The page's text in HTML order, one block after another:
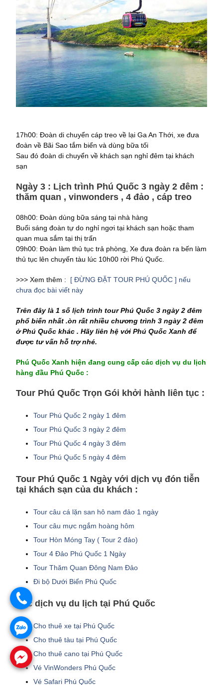
17h00: Đoàn di chuyển cáp treo về lại Ga An Thới, xe đưa
đoàn về Bãi Sao tắm biển và dùng bữa tối
Sau đó đoàn di chuyển về khách sạn nghỉ đêm tại khách
sạn
Ngày 3 : Lịch trình Phú Quốc 3 ngày 2 đêm :
thăm quan , vinwonders , 4 đảo , cáp treo
08h00: Đoàn dùng bữa sáng tại nhà hàng
Buổi sáng đoàn tự do nghỉ ngơi tại khách sạn hoặc tham
quan mua sắm tại thị trấn
09h00: Đoàn làm thủ tục trả phòng, Xe đưa đoàn ra bến làm
thủ tục lên chuyến tàu lúc 10h00 rời Phú Quốc.
>>> Xem thêm : [ ĐỪNG ĐẶT TOUR PHÚ QUỐC ] nếu
chưa đọc bài viết này
Trên đây là 1 số lịch trình tour Phú Quốc 3 ngày 2 đêm
phổ biến nhất .òn rất nhiều chương trình 3 ngày 2 đêm
ở Phú Quốc khác . Hãy liên hệ với Phú Quốc Xanh để
được tư vấn hỗ trợ nhé.
Phú Quốc Xanh hiện đang cung cấp các dịch vụ du lịch
hàng đầu Phú Quốc :
Tour Phú Quốc Trọn Gói khởi hành liên tục :
Tour Phú Quốc 2 ngày 1 đêm
Tour Phú Quốc 3 ngày 2 đêm
Tour Phú Quốc 4 ngày 3 đêm
Tour Phú Quốc 5 ngày 4 đêm
Tour Phú Quốc 1 Ngày với dịch vụ đón tiễn
tại khách sạn của du khách :
Tour câu cá lặn san hô nam đảo 1 ngày
Tour câu mực ngắm hoàng hôm
Tour Hòn Móng Tay ( Tour 2 đảo)
Tour 4 Đảo Phú Quốc 1 Ngày
Tour Thăm Quan Đông Nam Đảo
Đi bộ Dưới Biển Phú Quốc
Các dịch vụ du lịch tại Phú Quốc
Cho thuê xe tại Phú Quốc
Cho thuê tàu tại Phú Quốc
Cho thuê cano tại Phú Quốc
Vé VinWonders Phú Quốc
Vé Safari Phú Quốc
.
.
.